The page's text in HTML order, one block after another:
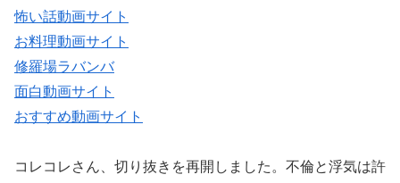
怖い話動画サイト
お料理動画サイト
修羅場ラバンバ
面白動画サイト
おすすめ動画サイト
コレコレさん、切り抜きを再開しました。不倫と浮気は許